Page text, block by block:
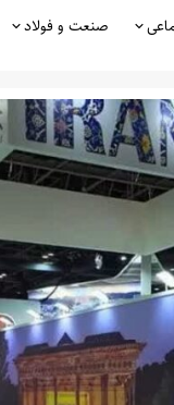
صنعت و فولاد